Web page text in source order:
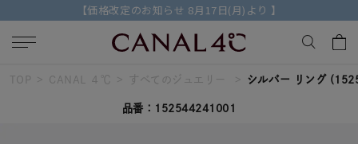
【価格改定のお知らせ 8月17日(月)より 】
キーワードで検索する
TOP CANAL ４℃ すべてのジュエリー シルバー リング
品番：152544241001